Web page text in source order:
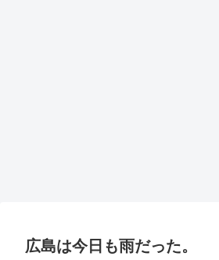
広島は今日も雨だった。